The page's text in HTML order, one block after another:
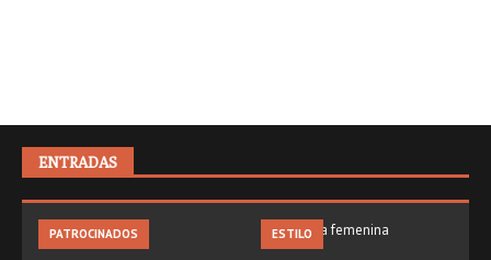
ENTRADAS
PATROCINADOS ESTILO